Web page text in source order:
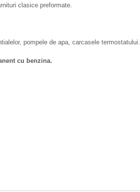
clasice preformate.
pompele de apa, carcasele termostatului.
cu benzina.